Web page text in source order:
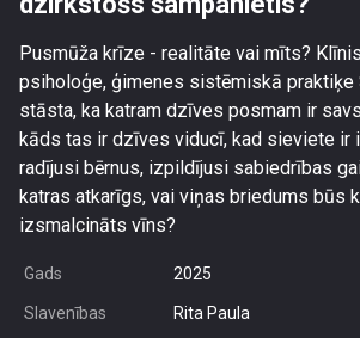
Pusmūža krīze - realitāte vai mīts?
psiholoģe, ģimenes sistēmiskā praktiķe
stāsta, ka katram dzīves posmam ir
kāds tas ir dzīves viducī, kad sieviete ir
radījusi bērnus, izpildījusi sabiedrības
katras atkarīgs, vai viņas briedums būs
izsmalcināts vīns?
Gads 2025
Slavenības Rita Paula